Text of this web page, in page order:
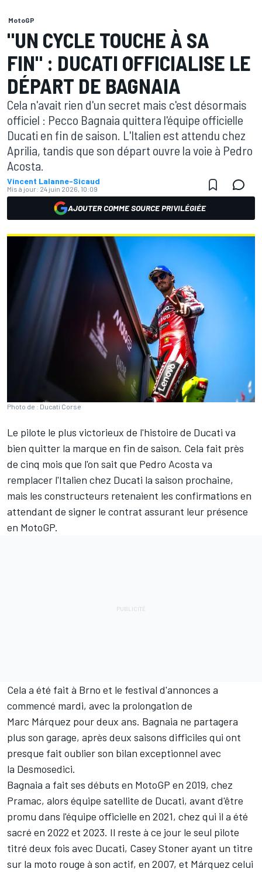
MotoGP
"UN CYCLE TOUCHE À SA
FIN" : DUCATI OFFICIALISE LE
DÉPART DE BAGNAIA
Cela n'avait rien d'un secret mais c'est désormais
officiel : Pecco Bagnaia quittera l'équipe officielle
Ducati en fin de saison. L'Italien est attendu chez
Aprilia, tandis que son départ ouvre la voie à Pedro
Acosta.
Vincent Lalanne-Sicaud
Mis à jour: 24 juin 2026, 10:09
AJOUTER COMME SOURCE PRIVILÉGIÉE
Photo de : Ducati Corse
Le pilote le plus victorieux de l'histoire de Ducati va
bien quitter la marque en fin de saison. Cela fait près
de cinq mois que l'on sait que Pedro Acosta va
remplacer l'Italien chez Ducati la saison prochaine,
mais les constructeurs retenaient les confirmations en
attendant de signer le contrat assurant leur présence
en MotoGP.
Cela a été fait à Brno et le festival d'annonces a
commencé mardi, avec la prolongation de
Marc Márquez pour deux ans. Bagnaia ne partagera
plus son garage, après deux saisons difficiles qui ont
presque fait oublier son bilan exceptionnel avec
la Desmosedici.
Bagnaia a fait ses débuts en MotoGP en 2019, chez
Pramac, alors équipe satellite de Ducati, avant d'être
promu dans l'équipe officielle en 2021, chez qui il a été
sacré en 2022 et 2023. Il reste à ce jour le seul pilote
titré deux fois avec Ducati, Casey Stoner ayant un titre
sur la moto rouge à son actif, en 2007, et Márquez celui